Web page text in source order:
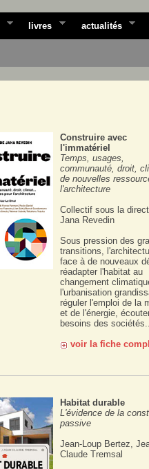
livres actualités
Construire avec
l'immatériel
Temps, usages,
communauté, droit,
de nouvelles
l'architecture
Collectif sous la
Jana Revedin
Sous pression des
transitions,
face à de nouveaux
réadapter l'habitat au
changement
l'urbanisation
réguler l'emploi de la
et de l'énergie,
besoins des
voir la fiche
Habitat durable
L'évidence de la
passive
Jean-Loup Bertez,
Claude Tremsal